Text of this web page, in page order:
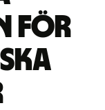
för